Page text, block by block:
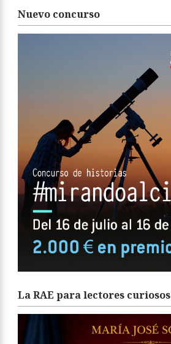
Nuevo concurso
La RAE para lectores curiosos